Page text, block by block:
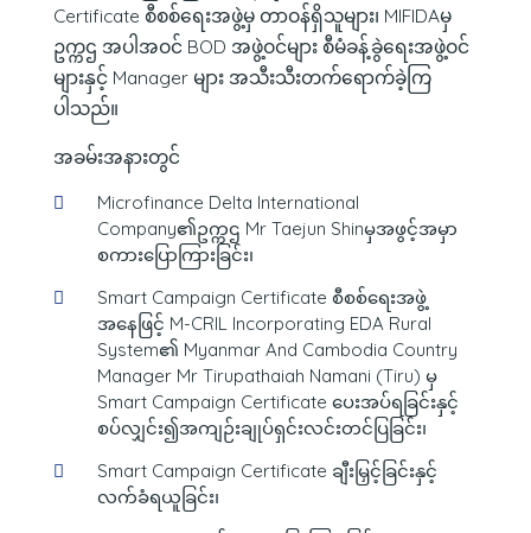
Certificate စီစစ်ရေးအဖွဲ့မှ တာဝန်ရှိသူများ၊ MIFIDAမှ
ဥက္ကဌ အပါအဝင် BOD အဖွဲ့ဝင်များ စီမံခန့်ခွဲရေးအဖွဲ့ဝင်
များနှင့် Manager များ အသီးသီးတက်ရောက်ခဲ့ကြ
ပါသည်။
အခမ်းအနားတွင်
Microfinance Delta International
Company၏ဥက္ကဌ Mr Taejun Shinမှအဖွင့်အမှာ
စကား‌ပြောကြားခြင်း၊
Smart Campaign Certificate စီစစ်ရေးအဖွဲ့
အနေဖြင့် M-CRIL Incorporating EDA Rural
System၏ Myanmar And Cambodia Country
Manager Mr Tirupathaiah Namani (Tiru) မှ
Smart Campaign Certificate ပေးအပ်ရခြင်းနှင့်
စပ်လျှင်း၍အကျဉ်းချုပ်ရှင်းလင်းတင်ပြခြင်း၊
Smart Campaign Certificate ချီးမြှင့်ခြင်းနှင့်
လက်ခံရယူခြင်း၊